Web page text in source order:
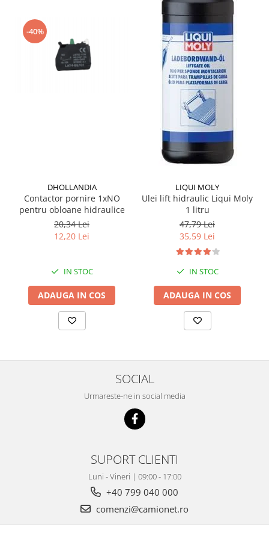
-40%
DHOLLANDIA
Contactor pornire 1xNO
pentru obloane hidraulice
20,34 Lei
12,20 Lei
IN STOC
ADAUGA IN COS
LIQUI MOLY
Ulei lift hidraulic Liqui Moly
1 litru
47,79 Lei
35,59 Lei
IN STOC
ADAUGA IN COS
SOCIAL
Urmareste-ne in social media
SUPORT CLIENTI
Luni - Vineri | 09:00 - 17:00
+40 799 040 000
comenzi@camionet.ro